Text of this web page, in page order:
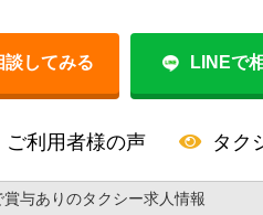
してみる LINEで
ご利用者様の声 タク
与ありのタクシー求人情報